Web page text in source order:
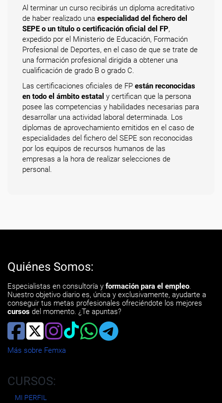
Al terminar un curso recibirás un diploma acreditativo
de haber realizado una especialidad del fichero del
SEPE o un título o certificación oficial del FP,
expedido por el Ministerio de Educación, Formación
Profesional de Deportes, en el caso de que se trate de
una formación profesional dirigida a obtener una
cualificación de grado B o grado C.
Las certificaciones oficiales de FP están reconocidas
en todo el ámbito estatal y certifican que la persona
posee las competencias y habilidades necesarias para
desarrollar una actividad laboral determinada. Los
diplomas de aprovechamiento emitidos en el caso de
especialidades del fichero del SEPE son reconocidas
por los equipos de recursos humanos de las
empresas a la hora de realizar selecciones de
personal.
Quiénes Somos:
Especialistas en consultoría y formación para el empleo.
Nuestro objetivo diario es, única y exclusivamente, ayudarte a
conseguir tus metas profesionales ofreciéndote los mejores
cursos del momento. ¿Te apuntas?
Más sobre Femxa
CURSOS:
MI PERFIL